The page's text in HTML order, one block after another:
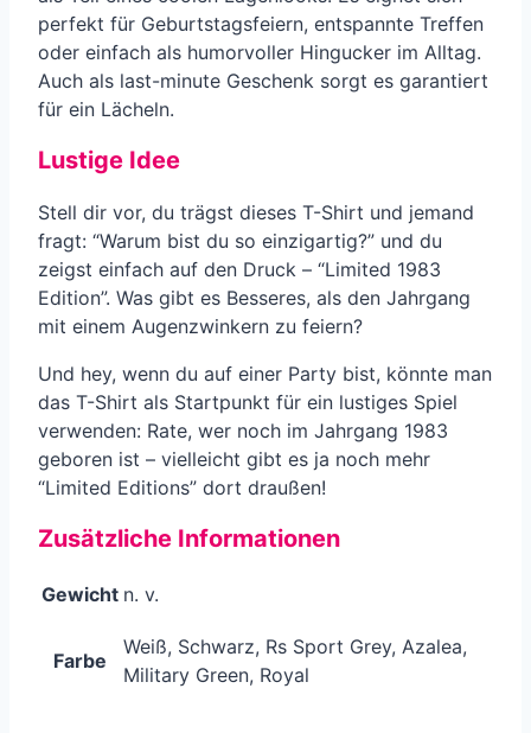
perfekt für Geburtstagsfeiern, entspannte Treffen
oder einfach als humorvoller Hingucker im Alltag.
Auch als last-minute Geschenk sorgt es garantiert
für ein Lächeln.
Lustige Idee
Stell dir vor, du trägst dieses T-Shirt und jemand
fragt: “Warum bist du so einzigartig?” und du
zeigst einfach auf den Druck – “Limited 1983
Edition”. Was gibt es Besseres, als den Jahrgang
mit einem Augenzwinkern zu feiern?
Und hey, wenn du auf einer Party bist, könnte man
das T-Shirt als Startpunkt für ein lustiges Spiel
verwenden: Rate, wer noch im Jahrgang 1983
geboren ist – vielleicht gibt es ja noch mehr
“Limited Editions” dort draußen!
Zusätzliche Informationen
Gewicht n. v.
Farbe
Weiß, Schwarz, Rs Sport Grey, Azalea,
Military Green, Royal